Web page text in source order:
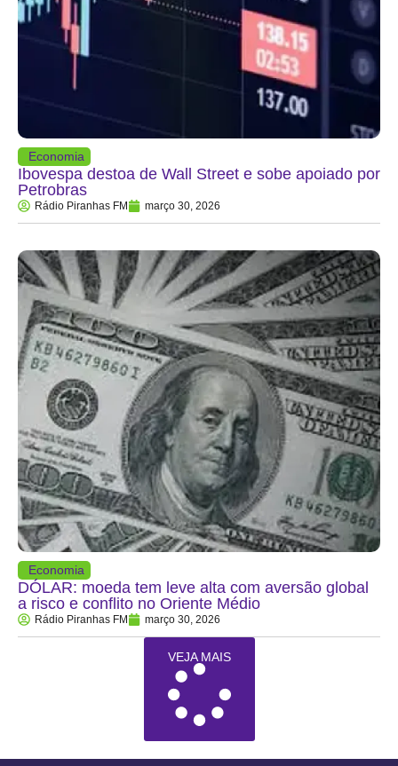
Economia
Ibovespa destoa de Wall Street e sobe apoiado por
Petrobras
Rádio Piranhas FM março 30, 2026
Economia
DÓLAR: moeda tem leve alta com aversão global
a risco e conflito no Oriente Médio
Rádio Piranhas FM março 30, 2026
VEJA MAIS